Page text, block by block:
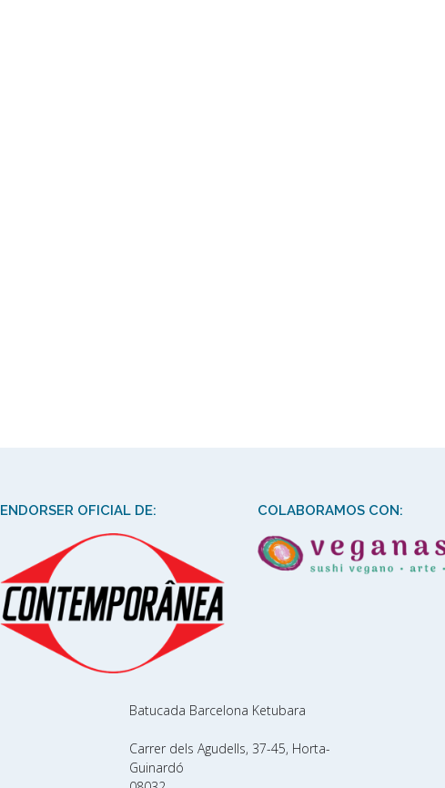
ENDORSER OFICIAL DE: COLABORAMOS CON:
Batucada Barcelona Ketubara
Carrer dels Agudells, 37-45, Horta-
Guinardó